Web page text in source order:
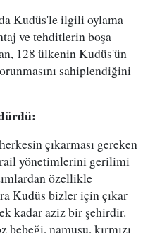
Kudüs'le ilgili oylama
ve tehditlerin boşa
128 ülkenin Kudüs'ün
sahiplendiğini
çıkarması gereken
yönetimlerini gerilimi
özellikle
Kudüs bizler için çıkar
kadar aziz bir şehirdir.
namusu, kırmızı